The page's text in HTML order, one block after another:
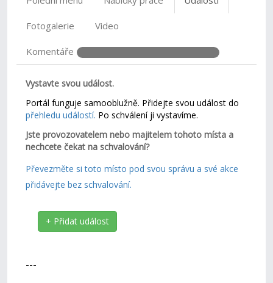
Fotogalerie Video
Komentáře
Vystavte svou událost.
Portál funguje samooblužně. Přidejte svou událost do
přehledu událostí. Po schválení ji vystavíme.
Jste provozovatelem nebo majitelem tohoto místa a
nechcete čekat na schvalování?
Převezměte si toto místo pod svou správu a své akce
přidávejte bez schvalování.
+ Přidat událost
---